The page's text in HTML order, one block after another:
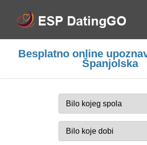
Besplatno online
Španjolska